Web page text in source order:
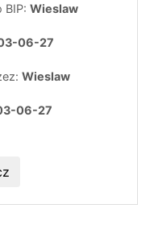
BIP: Wieslaw
06-27
Wieslaw
06-27